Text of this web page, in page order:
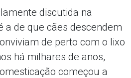
discutida na
a de que cães descendem
de perto com o lixo
há milhares de anos,
começou a